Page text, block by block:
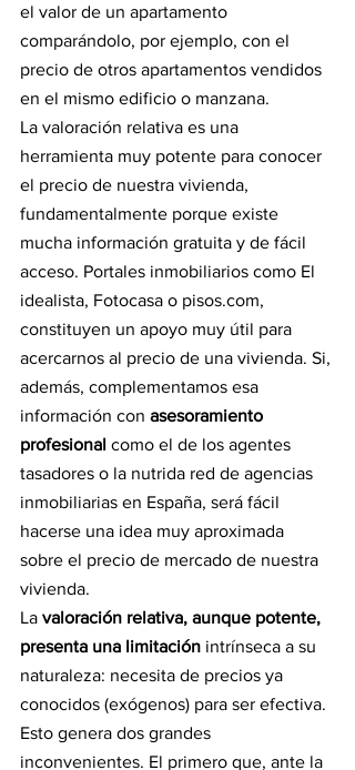
el valor de un apartamento
comparándolo, por ejemplo, con el
precio de otros apartamentos vendidos
en el mismo edificio o manzana.
La valoración relativa es una
herramienta muy potente para conocer
el precio de nuestra vivienda,
fundamentalmente porque existe
mucha información gratuita y de fácil
acceso. Portales inmobiliarios como El
idealista, Fotocasa o pisos.com,
constituyen un apoyo muy útil para
acercarnos al precio de una vivienda. Si,
además, complementamos esa
información con asesoramiento
profesional como el de los agentes
tasadores o la nutrida red de agencias
inmobiliarias en España, será fácil
hacerse una idea muy aproximada
sobre el precio de mercado de nuestra
vivienda.
La valoración relativa, aunque potente,
presenta una limitación intrínseca a su
naturaleza: necesita de precios ya
conocidos (exógenos) para ser efectiva.
Esto genera dos grandes
inconvenientes. El primero que, ante la